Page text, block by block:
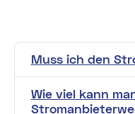
Muss ich den
Wie viel kann